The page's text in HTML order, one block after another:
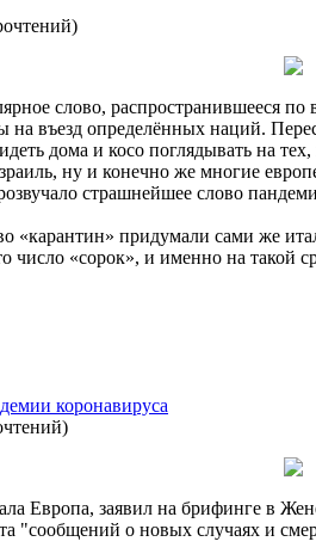
)
слово, распространившееся
на въезд определённых наций.
дома и косо поглядывать на
ну и конечно же многие
страшнейшее слово
«карантин» придумали сами же
число «сорок», и именно на
коронавируса
)
Европа, заявил на брифинге в
"сообщений о новых случаях и